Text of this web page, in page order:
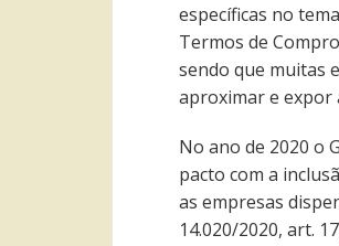
específicas no
Termos de
sendo que muitas
aproximar e expor
No ano de 2020 o
pacto com a
as empresas
14.020/2020, art.